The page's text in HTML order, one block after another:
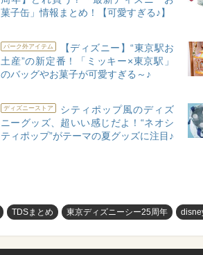
菓子缶」情報まとめ！【可愛すぎる♪】
パーク外アイテム
【ディズニー】“東京駅お
土産”の新定番！「ミッキー×東京駅」
のバッグやお菓子が可愛すぎる～♪
ディズニーストア
シティポップ風のディズ
ニーグッズ、超いい感じだよ！“ネオシ
ティポップ”がテーマの夏グッズに注目♪
TDSまとめ 東京ディズニーシー25周年